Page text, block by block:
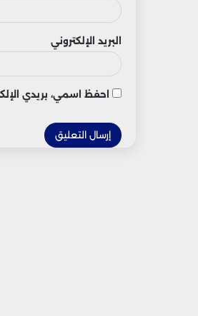
البريد الإلكتروني
احفظ اسمي، بريدي